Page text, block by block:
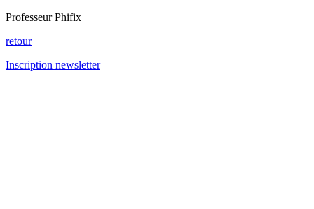
Professeur Phifix
retour
Inscription newsletter